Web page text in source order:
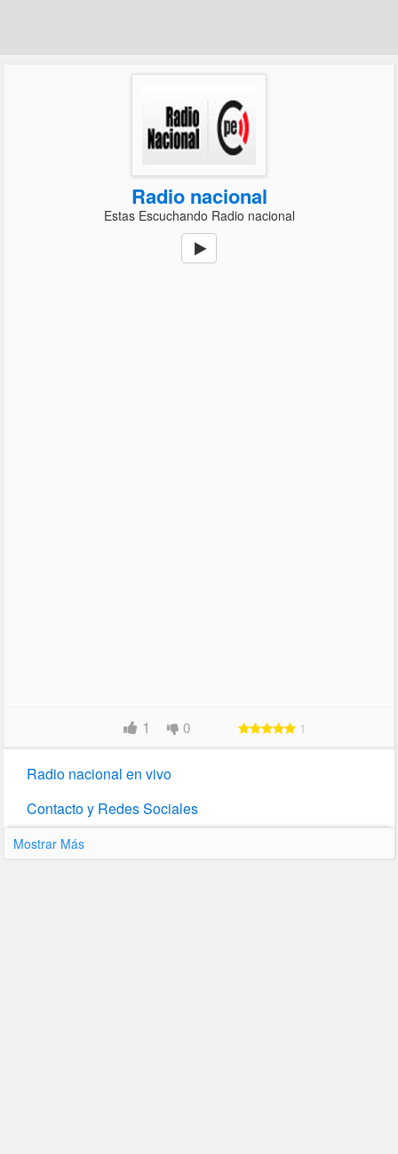
Radio nacional
Estas Escuchando Radio nacional
1 0 1
Radio nacional en vivo
Contacto y Redes Sociales
Mostrar Más